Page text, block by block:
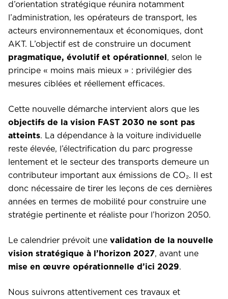
d’orientation stratégique réunira notamment
l’administration, les opérateurs de transport, les
acteurs environnementaux et économiques, dont
AKT. L’objectif est de construire un document
pragmatique, évolutif et opérationnel , selon le
principe « moins mais mieux » : privilégier des
mesures ciblées et réellement efficaces.
Cette nouvelle démarche intervient alors que les
objectifs de la vision FAST 2030 ne sont pas
atteints. La dépendance à la voiture individuelle
reste élevée, l’électrification du parc progresse
lentement et le secteur des transports demeure un
contributeur important aux émissions de CO₂. Il est
donc nécessaire de tirer les leçons de ces dernières
années en termes de mobilité pour construire une
stratégie pertinente et réaliste pour l’horizon 2050.
Le calendrier prévoit une validation de la nouvelle
vision stratégique à l’horizon 2027, avant une
mise en œuvre opérationnelle d’ici 2029.
Nous suivrons attentivement ces travaux et